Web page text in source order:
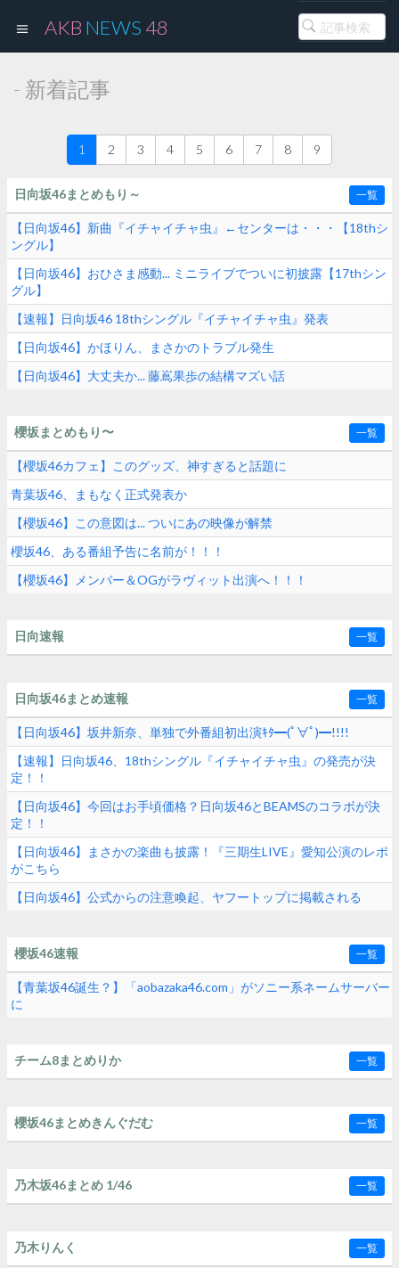
AKB NEWS 48
- 新着記事
1 2 3 4 5 6 7 8 9
日向坂46まとめもり～ 一覧
【日向坂46】新曲『イチャイチャ虫』←センターは・・・【18thシ
ングル】
【日向坂46】おひさま感動... ミニライブでついに初披露【17thシン
グル】
【速報】日向坂46 18thシングル『イチャイチャ虫』発表
【日向坂46】かほりん、まさかのトラブル発生
【日向坂46】大丈夫か... 藤嶌果歩の結構マズい話
櫻坂まとめもり〜 一覧
【櫻坂46カフェ】このグッズ、神すぎると話題に
青葉坂46、まもなく正式発表か
【櫻坂46】この意図は... ついにあの映像が解禁
櫻坂46、ある番組予告に名前が！！！
【櫻坂46】メンバー＆OGがラヴィット出演へ！！！
日向速報 一覧
日向坂46まとめ速報 一覧
【日向坂46】坂井新奈、単独で外番組初出演ｷﾀ━(ﾟ∀ﾟ)━!!!!
【速報】日向坂46、18thシングル『イチャイチャ虫』の発売が決
定！！
【日向坂46】今回はお手頃価格？日向坂46とBEAMSのコラボが決
定！！
【日向坂46】まさかの楽曲も披露！『三期生LIVE』愛知公演のレポ
がこちら
【日向坂46】公式からの注意喚起、ヤフートップに掲載される
櫻坂46速報 一覧
【青葉坂46誕生？】「aobazaka46.com」がソニー系ネームサーバー
に
チーム8まとめりか 一覧
櫻坂46まとめきんぐだむ 一覧
乃木坂46まとめ 1/46 一覧
乃木りんく 一覧